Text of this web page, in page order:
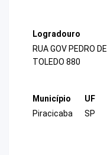
Logradouro
RUA GOV PEDRO DE
TOLEDO 880
Município
Piracicaba
UF
SP